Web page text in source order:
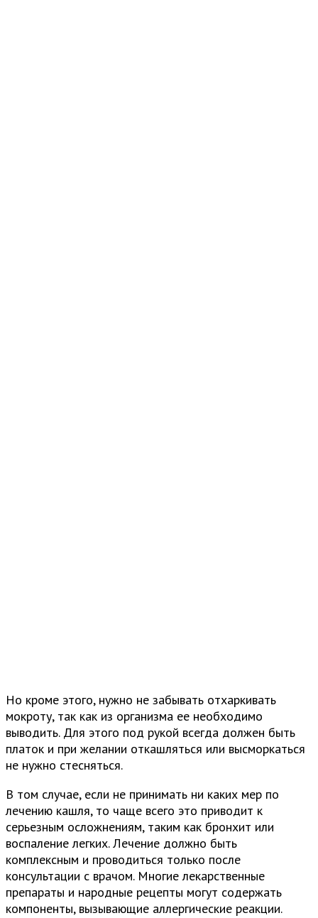
Но кроме этого, нужно не забывать отхаркивать
мокроту, так как из организма ее необходимо
выводить. Для этого под рукой всегда должен быть
платок и при желании откашляться или высморкаться
не нужно стесняться.
В том случае, если не принимать ни каких мер по
лечению кашля, то чаще всего это приводит к
серьезным осложнениям, таким как бронхит или
воспаление легких. Лечение должно быть
комплексным и проводиться только после
консультации с врачом. Многие лекарственные
препараты и народные рецепты могут содержать
компоненты, вызывающие аллергические реакции.